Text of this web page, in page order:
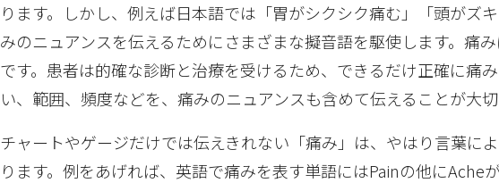
ります。しかし、例えば日本語では「胃がシクシク痛む」「頭がズ
みのニュアンスを伝えるためにさまざまな擬音語を駆使します。痛
です。患者は的確な診断と治療を受けるため、できるだけ正確に痛
い、範囲、頻度などを、痛みのニュアンスも含めて伝えることが大切
チャートやゲージだけでは伝えきれない「痛み」は、やはり言葉に
ります。例をあげれば、英語で痛みを表す単語にはPainの他にAche